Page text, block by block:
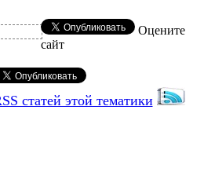
Оцените
сайт
статей этой тематики